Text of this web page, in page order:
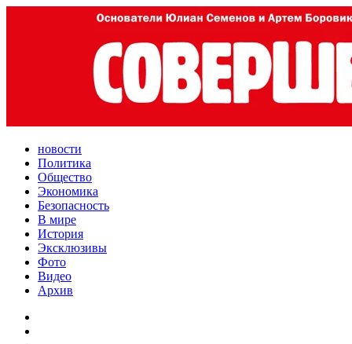
новости
Политика
Общество
Экономика
Безопасность
В мире
История
Эксклюзивы
Фото
Видео
Архив